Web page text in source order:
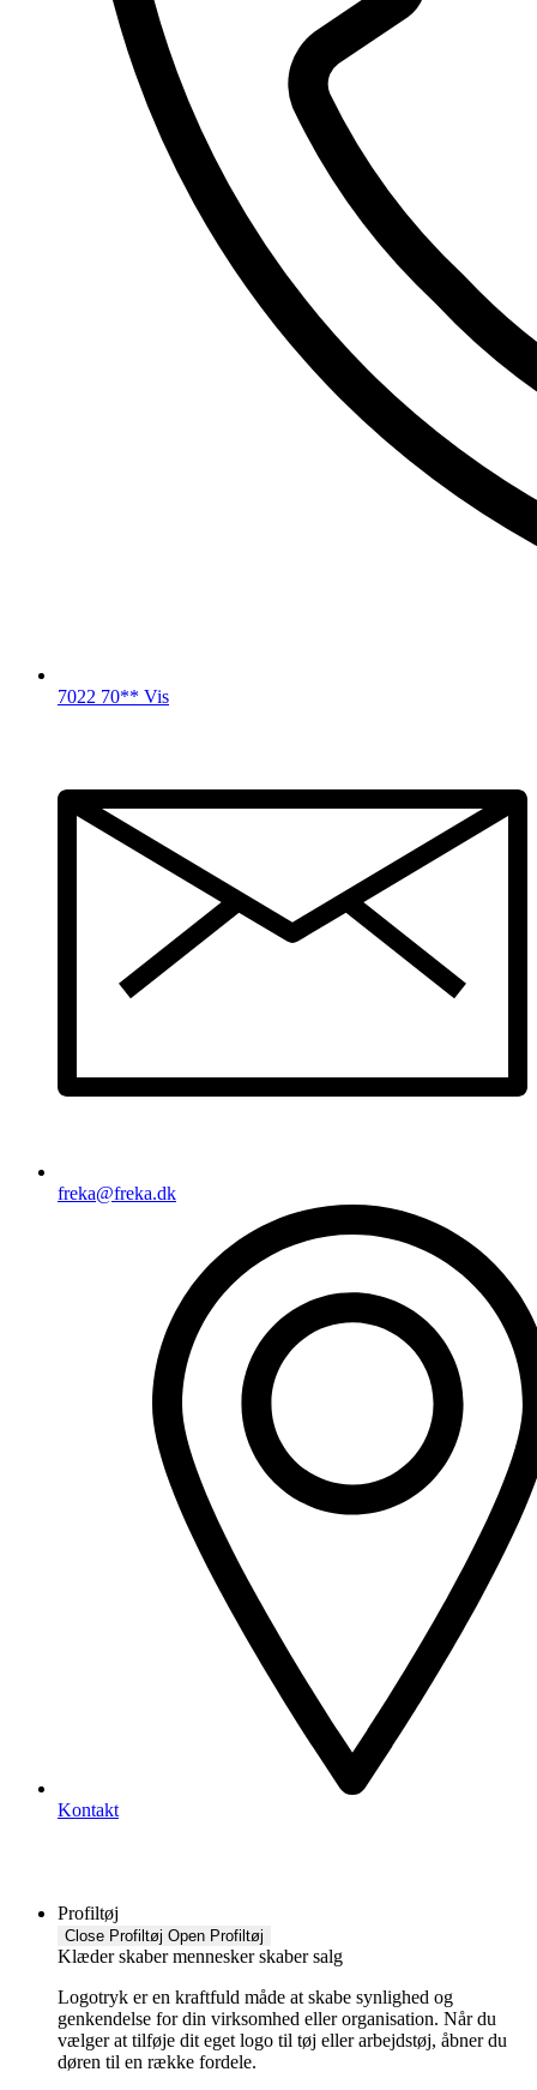
7022 70** Vis
freka@freka.dk
Kontakt
Profiltøj
Close Profiltøj Open Profiltøj
Klæder skaber mennesker skaber salg
Logotryk er en kraftfuld måde at skabe synlighed og
genkendelse for din virksomhed eller organisation. Når du
vælger at tilføje dit eget logo til tøj eller arbejdstøj, åbner du
døren til en række fordele.